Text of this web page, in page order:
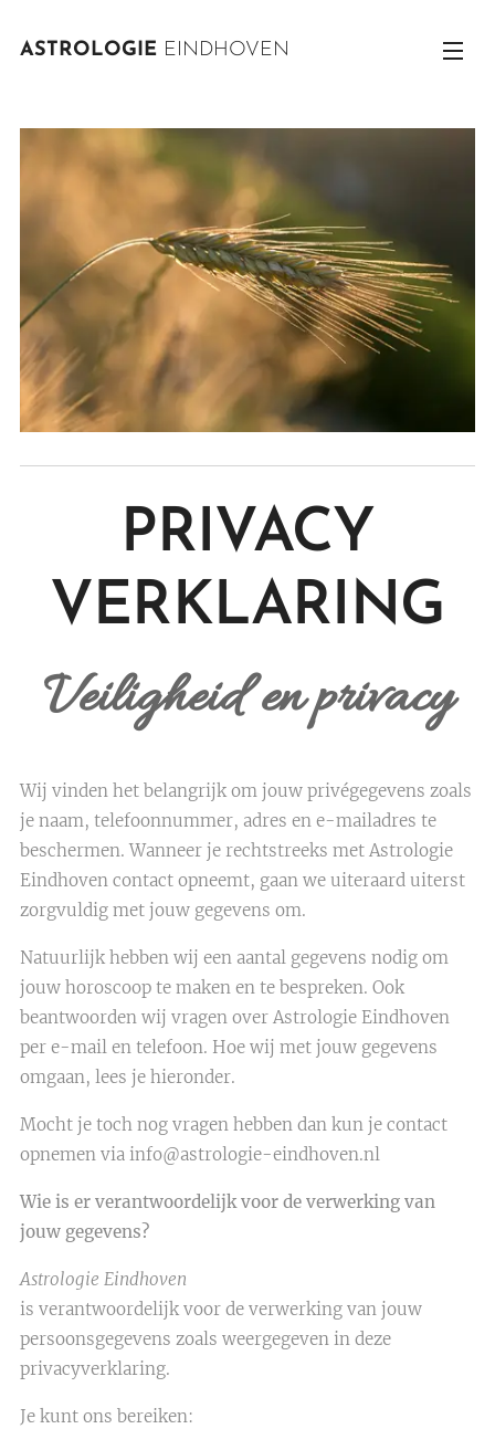
ASTROLOGIE EINDHOVEN
PRIVACY
VERKLARING
Veiligheid en privacy
Wij vinden het belangrijk om jouw privégegevens zoals
je naam, telefoonnummer, adres en e-mailadres te
beschermen. Wanneer je rechtstreeks met Astrologie
Eindhoven contact opneemt, gaan we uiteraard uiterst
zorgvuldig met jouw gegevens om.
Natuurlijk hebben wij een aantal gegevens nodig om
jouw horoscoop te maken en te bespreken. Ook
beantwoorden wij vragen over Astrologie Eindhoven
per e-mail en telefoon. Hoe wij met jouw gegevens
omgaan, lees je hieronder.
Mocht je toch nog vragen hebben dan kun je contact
opnemen via info@astrologie-eindhoven.nl
Wie is er verantwoordelijk voor de verwerking van
jouw gegevens?
Astrologie Eindhoven
is verantwoordelijk voor de verwerking van jouw
persoonsgegevens zoals weergegeven in deze
privacyverklaring.
Je kunt ons bereiken: